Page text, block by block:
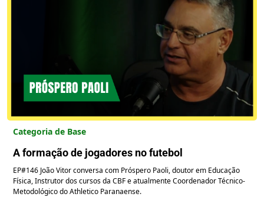
Categoria de Base
A formação de jogadores no futebol
EP#146 João Vitor conversa com Próspero Paoli, doutor em Educação
Física, Instrutor dos cursos da CBF e atualmente Coordenador Técnico-
Metodológico do Athletico Paranaense.